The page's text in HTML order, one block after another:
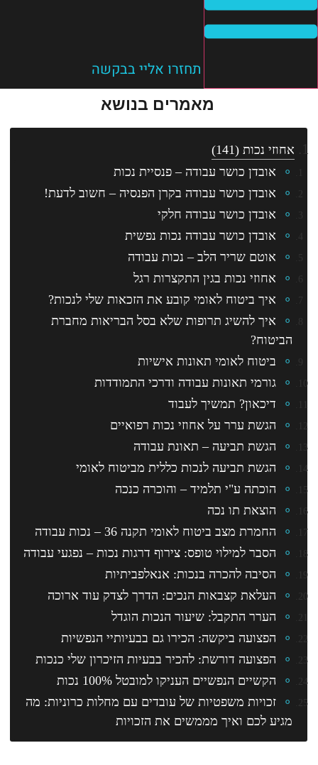
תחזרו אליי בבקשה
מאמרים בנושא
אחוזי נכות (141)
אובדן כושר עבודה – פנסיית נכות
אובדן כושר עבודה בקרן הפנסיה – חשוב לדעת!
אובדן כושר עבודה חלקי
אובדן כושר עבודה נכות נפשית
אוטם שריר הלב – נכות עבודה
אחוזי נכות בגין התקצרות רגל
איך ביטוח לאומי קובע את הזכאות שלי לנכות?
איך להשיג תרופות שלא בסל הבריאות מחברת
הביטוח?
ביטוח לאומי תאונות אישיות
גורמי תאונות עבודה ודרכי התמודדות
דיכאון? תמשיך לעבוד
הגשת ערר על אחוזי נכות רפואיים
הגשת תביעה – תאונת עבודה
הגשת תביעה לנכות כללית מביטוח לאומי
הוכתה ע"י תלמיד – והוכרה כנכה
הוצאת תו נכה
החמרת מצב ביטוח לאומי תקנה 36 – נכות עבודה
הסבר למילוי טופס: צירוף דרגות נכות – נפגעי עבודה
הסיבה להכרה בנכות: אנאלפביתיות
העלאת קצבאות הנכים: הדרך לצדק עוד ארוכה
הערר התקבל: שיעור הנכות הוגדל
הפצועה ביקשה: הכירו גם בבעיותיי הנפשיות
הפצועה דורשת: להכיר בבעיות הזיכרון שלי כנכות
הקשיים הנפשיים העניקו למובטל 100% נכות
זכויות משפטיות של עובדים עם מחלות כרוניות: מה
מגיע לכם ואיך מממשים את הזכויות